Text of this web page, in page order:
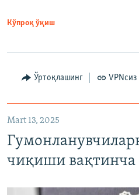
Кўпроқ ўқиш
Ўртоқлашинг
Mart 13, 2025
чиқиши вақтинча